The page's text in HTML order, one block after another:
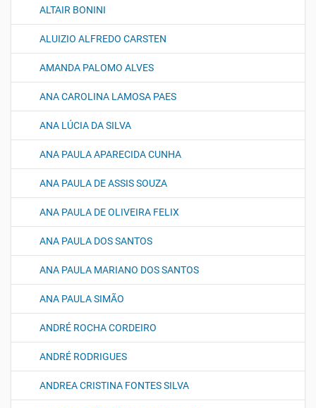
ALTAIR BONINI
ALUIZIO ALFREDO CARSTEN
AMANDA PALOMO ALVES
ANA CAROLINA LAMOSA PAES
ANA LÚCIA DA SILVA
ANA PAULA APARECIDA CUNHA
ANA PAULA DE ASSIS SOUZA
ANA PAULA DE OLIVEIRA FELIX
ANA PAULA DOS SANTOS
ANA PAULA MARIANO DOS SANTOS
ANA PAULA SIMÃO
ANDRÉ ROCHA CORDEIRO
ANDRÉ RODRIGUES
ANDREA CRISTINA FONTES SILVA